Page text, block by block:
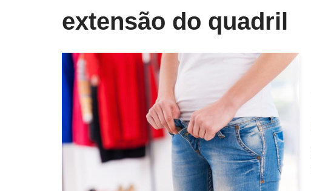
extensão do quadril